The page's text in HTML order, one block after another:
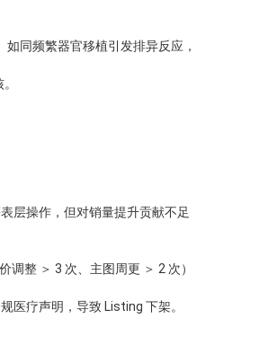
同频繁器官移植引发排异反应，
层操作，但对销量提升贡献不足
整 ＞ 3 次、主图周更 ＞ 2 次）
医疗声明，导致 Listing 下架。